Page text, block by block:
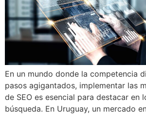
En un mundo donde la competencia
pasos agigantados, implementar las
de SEO es esencial para destacar en
búsqueda. En Uruguay, un mercado